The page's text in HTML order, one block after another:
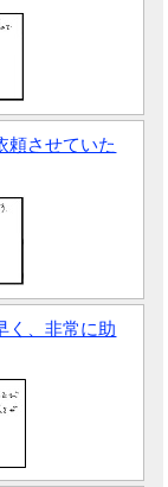
頼させていた
く、非常に助